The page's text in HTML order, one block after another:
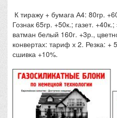
К тиражу + бумага А4: 80гр.
Гознак 65гр. +50к.; газет.
ватман белый 160г. +3р.,
конвертах: тариф х 2. Резка: +
сшивка +10%.